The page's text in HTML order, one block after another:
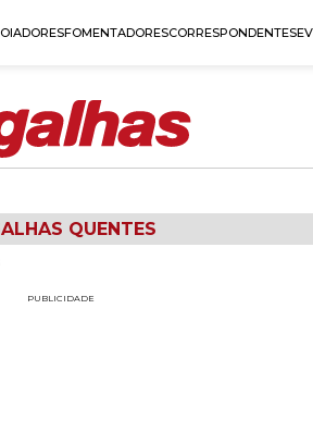
FOMENTADORESCORRESPONDENTES
QUENTES
PUBLICIDADE